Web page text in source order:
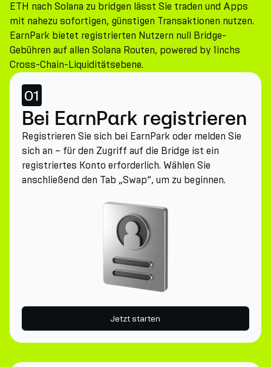
ETH nach Solana zu bridgen lässt Sie traden und Apps
mit nahezu sofortigen, günstigen Transaktionen nutzen.
EarnPark bietet registrierten Nutzern null Bridge-
Gebühren auf allen Solana Routen, powered by 1inchs
Cross-Chain-Liquiditätsebene.
01
Bei EarnPark registrieren
Registrieren Sie sich bei EarnPark oder melden Sie
sich an – für den Zugriff auf die Bridge ist ein
registriertes Konto erforderlich. Wählen Sie
anschließend den Tab „Swap“, um zu beginnen.
Jetzt starten